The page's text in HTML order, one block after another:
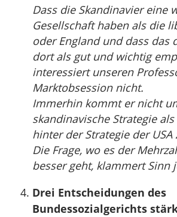
Dass die Skandinavier eine
Gesellschaft haben als die
oder England und dass das
dort als gut und wichtig
interessiert unseren
Marktobsession nicht.
Immerhin kommt er nicht
skandinavische Strategie
hinter der Strategie der USA
Die Frage, wo es der
besser geht, klammert Sinn
Drei Entscheidungen des
Bundessozialgerichts